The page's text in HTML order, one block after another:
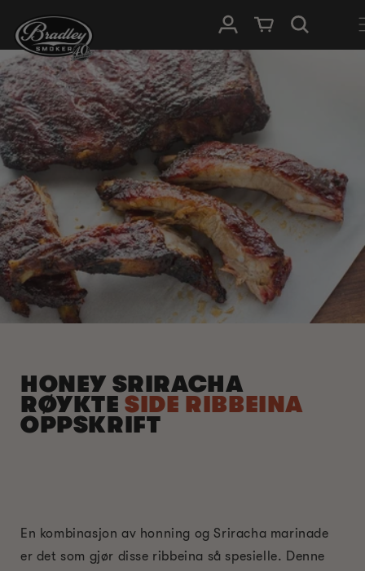
INNHOLDET
Logg InnHandlevogn
HONEY SRIRACHA
RØYKTESIDE RIBBEINA
OPPSKRIFT
En kombinasjon av honning og Sriracha marinade
er det som gjør disse ribbeina så spesielle. Denne